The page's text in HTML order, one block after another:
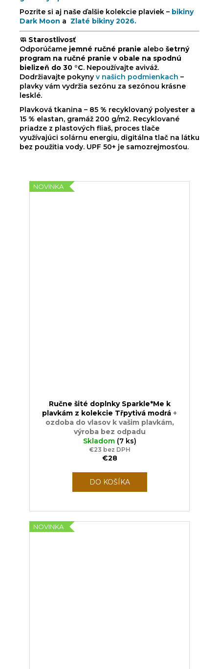
Pozrite si aj naše ďalšie kolekcie plaviek – bikiny
Dark Moon a Zlaté bikiny 2026.
🧼 Starostlivosť
Odporúčame jemné ručné pranie alebo šetrný
program na ručné pranie v obale na spodnú
bielizeň do 30 °C. Nepoužívajte aviváž.
Dodržiavajte pokyny v našich podmienkach –
plavky vám vydržia sezónu za sezónou krásne
lesklé.
Plavková tkanina – 85 % recyklovaný polyester a
15 % elastan, gramáž 200 g/m2. Recyklované
priadze z plastových fliaš, proces tlače
využívajúci solárnu energiu, digitálna tlač na látku
bez použitia vody. UPF 50+ je samozrejmosťou.
NOVINKA
Ručne šité doplnky Sparkle*Me k
plavkám z kolekcie Třpytivá modrá +
ozdoba do vlasov k vašim plavkám,
výroba bez odpadu
Skladom (7 ks)
€23 bez DPH
€28
DO KOŠÍKA
NOVINKA